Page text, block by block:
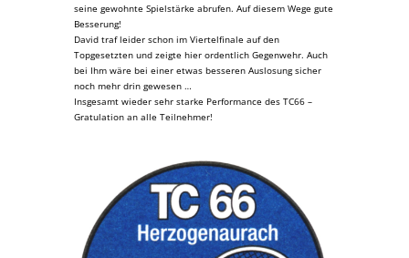
seine gewohnte Spielstärke abrufen. Auf diesem Wege gute
Besserung!
David traf leider schon im Viertelfinale auf den
Topgesetzten und zeigte hier ordentlich Gegenwehr. Auch
bei Ihm wäre bei einer etwas besseren Auslosung sicher
noch mehr drin gewesen …
Insgesamt wieder sehr starke Performance des TC66 –
Gratulation an alle Teilnehmer!